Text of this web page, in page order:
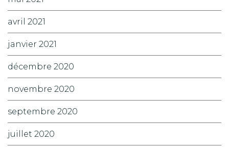
avril 2021
janvier 2021
décembre 2020
novembre 2020
septembre 2020
juillet 2020